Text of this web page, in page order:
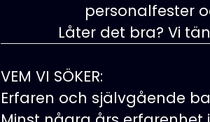
personalfester
Låter det bra? Vi
VEM VI SÖKER:
Erfaren och självgående